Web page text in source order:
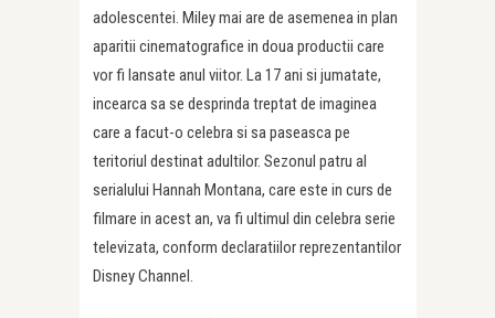
adolescentei. Miley mai are de asemenea in plan
aparitii cinematografice in doua productii care
vor fi lansate anul viitor. La 17 ani si jumatate,
incearca sa se desprinda treptat de imaginea
care a facut-o celebra si sa paseasca pe
teritoriul destinat adultilor. Sezonul patru al
serialului Hannah Montana, care este in curs de
filmare in acest an, va fi ultimul din celebra serie
televizata, conform declaratiilor reprezentantilor
Disney Channel.